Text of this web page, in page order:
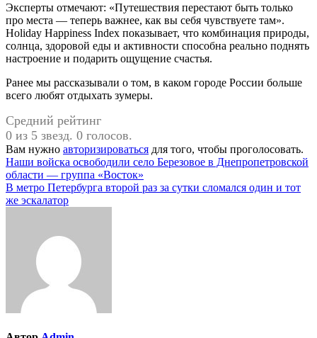
Эксперты отмечают: «Путешествия перестают быть только
про места — теперь важнее, как вы себя чувствуете там».
Holiday Happiness Index показывает, что комбинация природы,
солнца, здоровой еды и активности способна реально поднять
настроение и подарить ощущение счастья.
Ранее мы рассказывали о том, в каком городе России больше
всего любят отдыхать зумеры.
Средний рейтинг
0 из 5 звезд. 0 голосов.
Вам нужно авторизироваться для того, чтобы проголосовать.
Навигация
по
записям
Наши войска освободили село Березовое в Днепропетровской
области — группа «Восток»
В метро Петербурга второй раз за сутки сломался один и тот
же эскалатор